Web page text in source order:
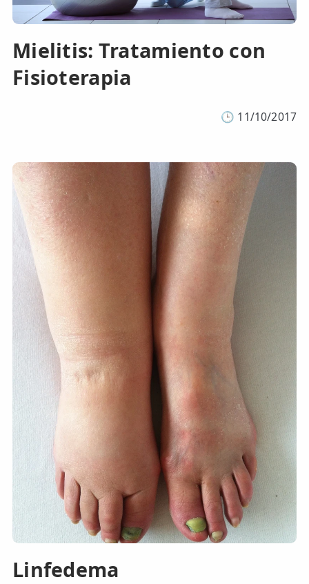
Mielitis: Tratamiento con
Fisioterapia
🕒 11/10/2017
Linfedema